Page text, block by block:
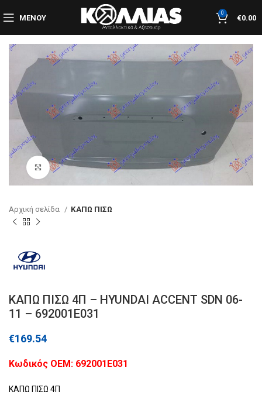
ΜΕΝΟΎ
0
€0.00
Κλικ για μεγέθυνση
Αρχική σελίδα ΚΑΠΩ ΠΙΣΩ
ΚΑΠΩ ΠΙΣΩ 4Π – HYUNDAI ACCENT SDN 06-
11 – 692001E031
€169.54
Kωδικός ΟΕΜ: 692001E031
ΚΑΠΩ ΠΙΣΩ 4Π